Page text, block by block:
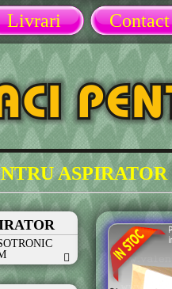
Livrari Contact
ASPIRATOR